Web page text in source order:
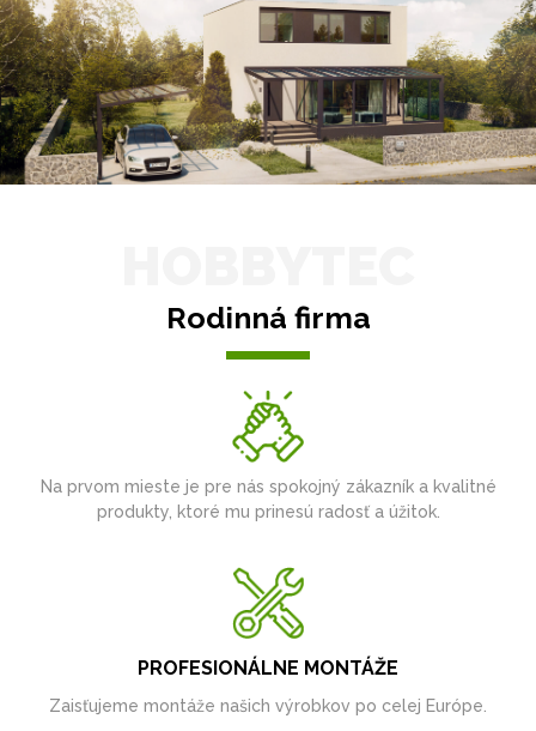
Rodinná firma
Na prvom mieste je pre nás spokojný zákazník a kvalitné
produkty, ktoré mu prinesú radosť a úžitok.
PROFESIONÁLNE MONTÁŽE
Zaisťujeme montáže našich výrobkov po celej Európe.